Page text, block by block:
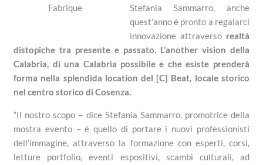
Fabrique
Stefania Sammarro, anche
quest’anno è pronto a regalarci
innovazione attraverso realtà
distopiche tra presente e passato. L’another vision della
Calabria, di una Calabria possibile e che esiste prenderà
forma nella splendida location del [C] Beat, locale storico
nel centro storico di Cosenza.
“Il nostro scopo – dice Stefania Sammarro, promotrice della
mostra evento – è quello di portare i nuovi professionisti
dell’immagine, attraverso la formazione con esperti, corsi,
letture portfolio, eventi espositivi, scambi culturali, ad